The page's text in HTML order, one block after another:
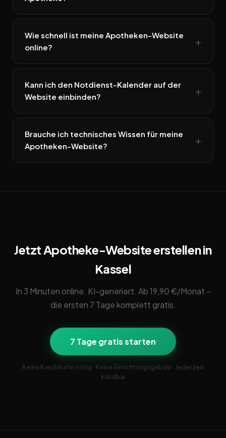
Wie schnell ist meine Apotheken-Website
online?
Kann ich den Notdienst-Kalender auf der
Website einbinden?
Brauche ich technisches Wissen für meine
Apotheken-Website?
Jetzt Apotheke-Website erstellen in
Kassel
In 3 Minuten online. KI-generiert. Ab 19,90 €/Monat –
die ersten 7 Tage komplett gratis.
7 Tage gratis starten
Keine Kreditkarte nötig · Keine Einrichtungsgebühr · Jederzeit
kündbar